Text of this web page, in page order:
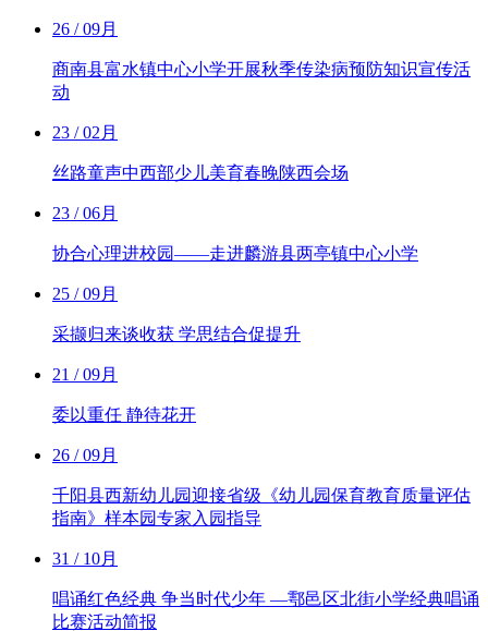
26 / 09月
商南县富水镇中心小学开展秋季传染病预防知识宣传活
动
23 / 02月
丝路童声中西部少儿美育春晚陕西会场
23 / 06月
协合心理进校园——走进麟游县两亭镇中心小学
25 / 09月
采撷归来谈收获 学思结合促提升
21 / 09月
委以重任 静待花开
26 / 09月
千阳县西新幼儿园迎接省级《幼儿园保育教育质量评估
指南》样本园专家入园指导
31 / 10月
唱诵红色经典 争当时代少年 —鄠邑区北街小学经典唱诵
比赛活动简报